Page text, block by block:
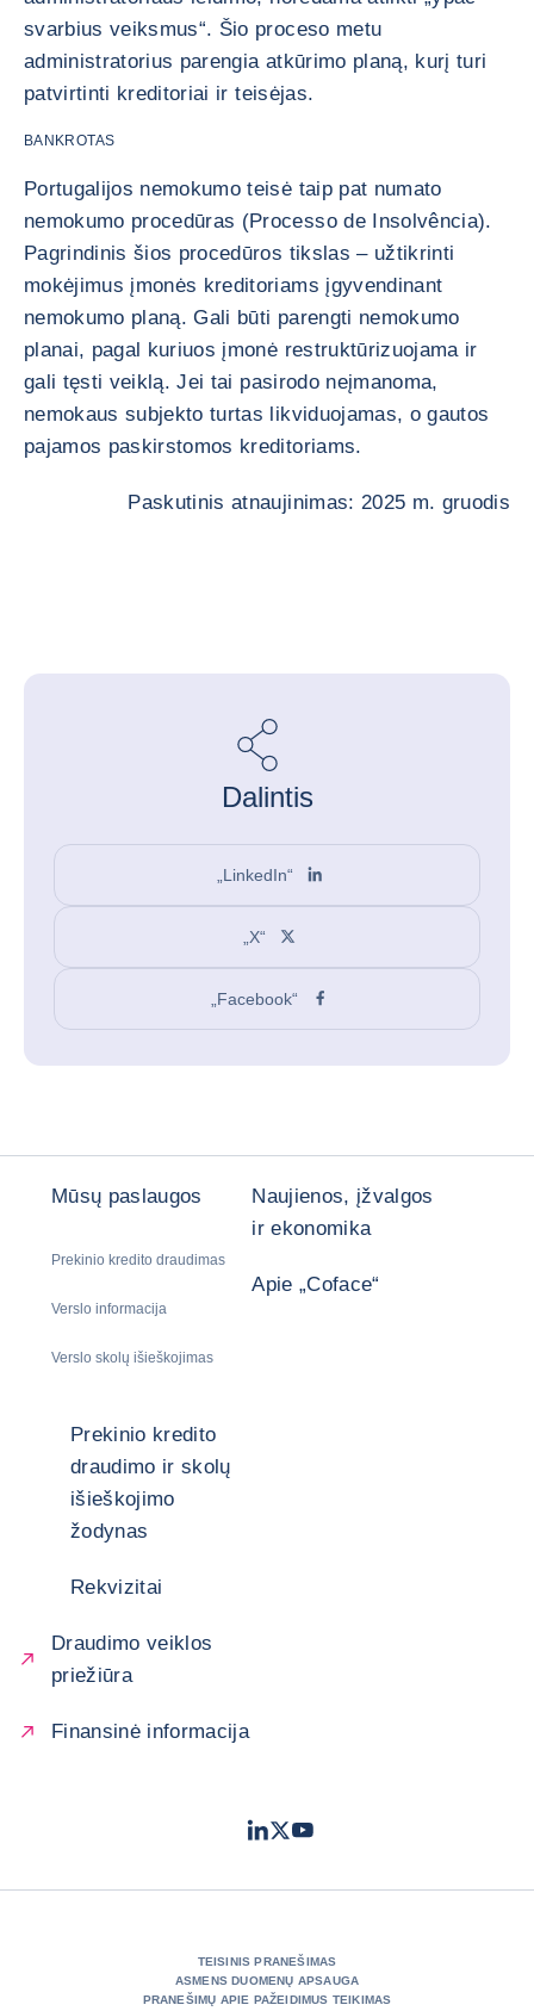
svarbius veiksmus“. Šio proceso metu
administratorius parengia atkūrimo planą, kurį turi
patvirtinti kreditoriai ir teisėjas.
BANKROTAS
Portugalijos nemokumo teisė taip pat numato
nemokumo procedūras (Processo de Insolvência).
Pagrindinis šios procedūros tikslas – užtikrinti
mokėjimus įmonės kreditoriams įgyvendinant
nemokumo planą. Gali būti parengti nemokumo
planai, pagal kuriuos įmonė restruktūrizuojama ir
gali tęsti veiklą. Jei tai pasirodo neįmanoma,
nemokaus subjekto turtas likviduojamas, o gautos
pajamos paskirstomos kreditoriams.
Paskutinis atnaujinimas: 2025 m. gruodis
Dalintis
„LinkedIn“
„X“
„Facebook“
Mūsų paslaugos
Prekinio kredito draudimas
Verslo informacija
Verslo skolų išieškojimas
Naujienos, įžvalgos
ir ekonomika
Apie „Coface“
Prekinio kredito
draudimo ir skolų
išieškojimo
žodynas
Rekvizitai
Draudimo veiklos
priežiūra
Finansinė informacija
LinkedIn
TwitterYoutube
TEISINIS PRANEŠIMAS
ASMENS DUOMENŲ APSAUGA
PRANEŠIMŲ APIE PAŽEIDIMUS TEIKIMAS